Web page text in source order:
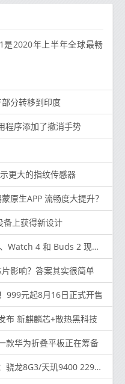
是2020年上半年全球最畅
分转移到印度
程序添加了撤消手势
更大的指纹传感器
原生APP 流畅度大提升？
上获得新设计
4 和 Buds 2 现已发售！
影响？答案其实很简单
999元起8月16日正式开售
布 新麒麟芯+散热黑科技
款华为折叠平板正在筹备
龙8G3/天玑9400 2299起